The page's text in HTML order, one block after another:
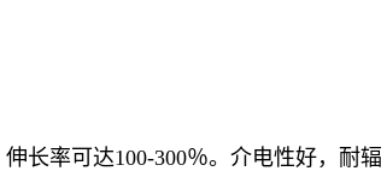
长率可达100-300％。介电性好，耐辐